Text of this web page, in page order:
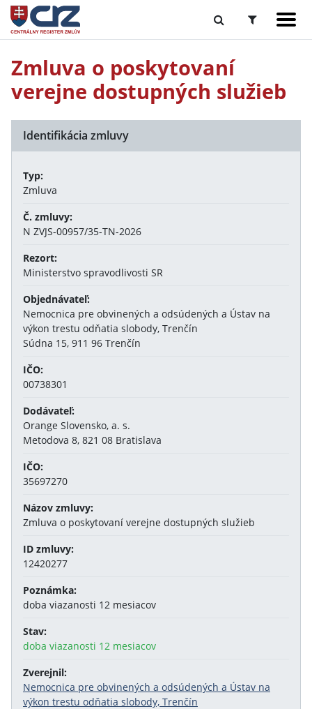
Zmluva o poskytovaní
verejne dostupných služieb
Identifikácia zmluvy
Typ:
Zmluva
Č. zmluvy:
N ZVJS-00957/35-TN-2026
Rezort:
Ministerstvo spravodlivosti SR
Objednávateľ:
Nemocnica pre obvinených a odsúdených a Ústav na
výkon trestu odňatia slobody, Trenčín
Súdna 15, 911 96 Trenčín
IČO:
00738301
Dodávateľ:
Orange Slovensko, a. s.
Metodova 8, 821 08 Bratislava
IČO:
35697270
Názov zmluvy:
Zmluva o poskytovaní verejne dostupných služieb
ID zmluvy:
12420277
Poznámka:
doba viazanosti 12 mesiacov
Stav:
doba viazanosti 12 mesiacov
Zverejnil:
Nemocnica pre obvinených a odsúdených a Ústav na
výkon trestu odňatia slobody, Trenčín